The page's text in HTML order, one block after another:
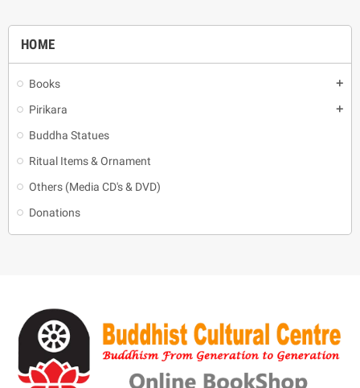
HOME
Books add
Pirikara add
Buddha Statues
Ritual Items & Ornament
Others (Media CD's & DVD)
Donations